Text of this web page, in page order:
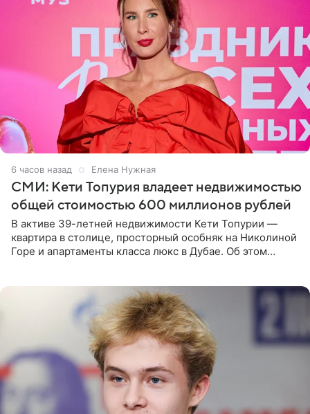
6 часов назад Елена Нужная
СМИ: Кети Топурия владеет недвижимостью
общей стоимостью 600 миллионов рублей
В активе 39-летней недвижимости Кети Топурии —
квартира в столице, просторный особняк на Николиной
Горе и апартаменты класса люкс в Дубае. Об этом